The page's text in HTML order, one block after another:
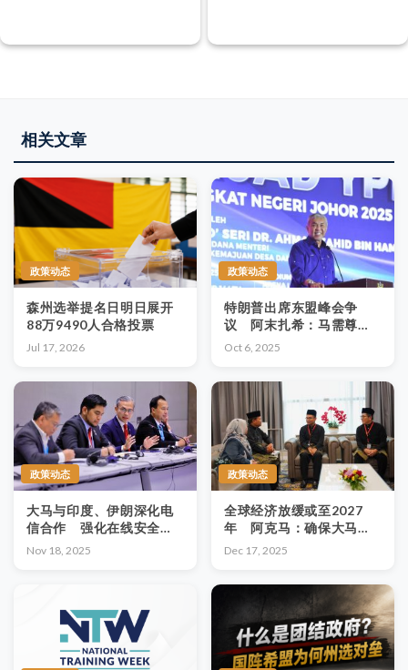
相关文章
政策动态
森州选举提名日明日展开
88万9490人合格投票
Jul 17, 2026
政策动态
特朗普出席东盟峰会争
议 阿末扎希：马需尊重
东盟10国领袖共识决定
Oct 6, 2025
政策动态
大马与印度、伊朗深化电
信合作 强化在线安全与
数码基础建设
Nov 18, 2025
政策动态
全球经济放缓或至2027
年 阿克马：确保大马经
济处最佳状态
Dec 17, 2025